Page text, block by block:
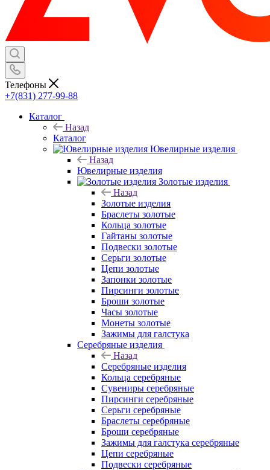
Телефоны
+7(831) 277-99-88
Каталог
Назад
Каталог
Ювелирные изделия
Назад
Ювелирные изделия
Золотые изделия
Назад
Золотые изделия
Браслеты золотые
Кольца золотые
Гайтаны золотые
Подвески золотые
Серьги золотые
Цепи золотые
Запонки золотые
Пирсинги золотые
Броши золотые
Часы золотые
Монеты золотые
Зажимы для галстука
Серебряные изделия
Назад
Серебряные изделия
Кольца серебряные
Сувениры серебряные
Пирсинги серебряные
Серьги серебряные
Браслеты серебряные
Броши серебряные
Зажимы для галстука серебряные
Цепи серебряные
Подвески серебряные